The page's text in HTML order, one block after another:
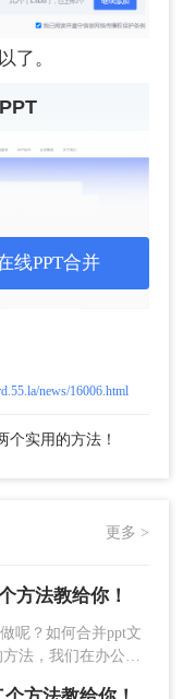
了。
线PPT合并
news/16006.html
实用的方法！
更多 >
方法教给你！
呢？如何合并ppt文
法，我们在办公中